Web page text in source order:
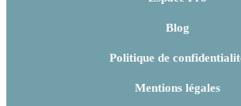
Blog
Politique de
Mentions légales